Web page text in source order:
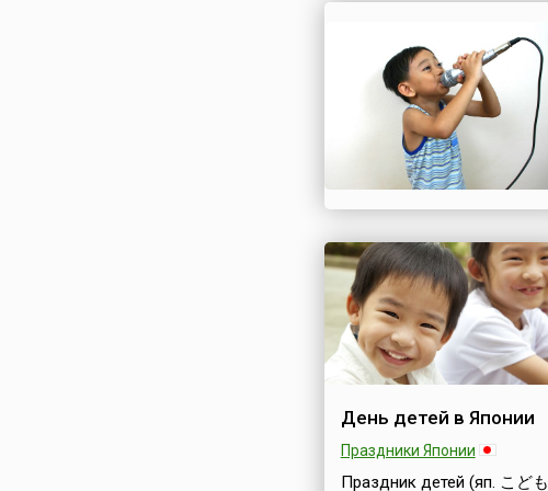
Республике Корея этот
праздник стал
официальным выходным
днем в 1975 году.В этот
день корейцы посещают
буддийские храмы, чтобы
помолиться за здравие и
удачу в жизни. Во многих
городах проходят
красочными фонарями в
форме лотоса.Такими
фонарями...
День детей в Японии
Праздники Японии
Праздник детей (яп. こども